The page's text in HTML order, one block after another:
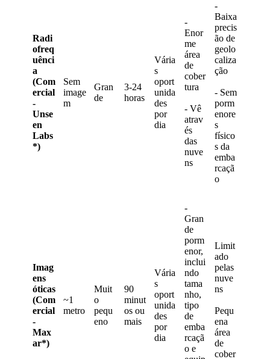
Radi
ofreq
uênci
a
(Com
ercial
-
Unse
en
Labs
*)
Sem
image
m
Gran
de
3-24
horas
Vária
s
oport
unida
des
por
dia
-
Enor
me
área
de
cober
tura
- Vê
atrav
és
das
nuve
ns
-
Baixa
precis
ão de
geolo
caliza
ção
- Sem
porm
enore
s
físico
s da
emba
rcaçã
o
Imag
ens
óticas
(Com
ercial
-
Max
ar*)
~1
metro
Muit
o
pequ
eno
90
minut
os ou
mais
Vária
s
oport
unida
des
por
dia
-
Gran
de
porm
enor,
inclui
ndo
tama
nho,
tipo
de
emba
rcaçã
o e
Limit
ado
pelas
nuve
ns
Pequ
ena
área
de
cober